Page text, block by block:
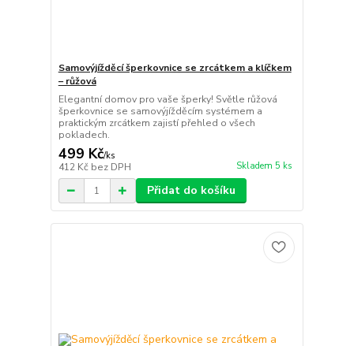
Samovýjížděcí šperkovnice se zrcátkem a klíčkem
– růžová
Elegantní domov pro vaše šperky! Světle růžová
šperkovnice se samovýjížděcím systémem a
praktickým zrcátkem zajistí přehled o všech
pokladech.
499 Kč/ks
412 Kč bez DPH Skladem 5 ks
Přidat do košíku